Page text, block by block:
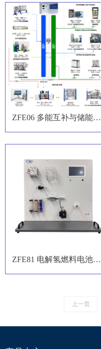
ZFE06 多能互补与储能虚
ZFE81 电解氢燃料电池实
上一页